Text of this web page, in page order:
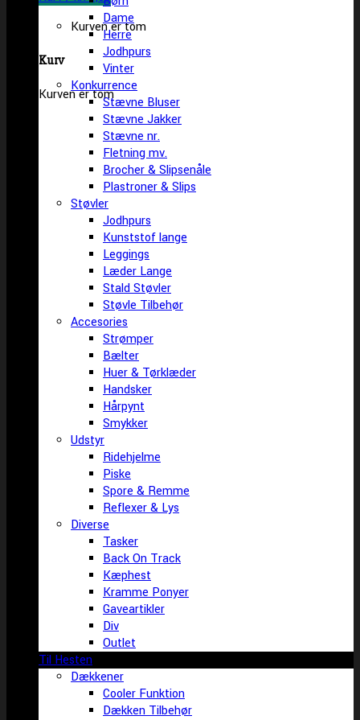
Kurven er tom
Kurv
Kurven er tom
Dame
Herre
Jodhpurs
Vinter
Konkurrence
Stævne Bluser
Stævne Jakker
Stævne nr.
Fletning mv.
Brocher & Slipsenåle
Plastroner & Slips
Støvler
Jodhpurs
Kunststof lange
Leggings
Læder Lange
Stald Støvler
Støvle Tilbehør
Accesories
Strømper
Bælter
Huer & Tørklæder
Handsker
Hårpynt
Smykker
Udstyr
Ridehjelme
Piske
Spore & Remme
Reflexer & Lys
Diverse
Tasker
Back On Track
Kæphest
Kramme Ponyer
Gaveartikler
Div
Outlet
Til Hesten
Dækkener
Cooler Funktion
Dækken Tilbehør